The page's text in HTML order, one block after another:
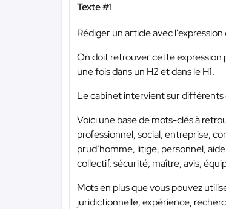
Texte #1
Rédiger un article avec
On doit retrouver cette expression
une fois dans un H2 et dans le H1.
Le cabinet intervient sur différents
Voici une base de mots-clés à
professionnel, social, entreprise,
prud’homme, litige, personnel,
collectif, sécurité, maître, avis,
Mots en plus que vous pouvez
juridictionnelle, expérience,